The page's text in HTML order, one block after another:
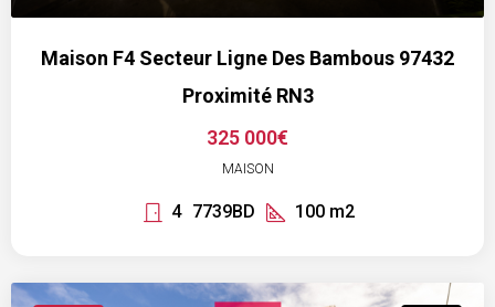
Maison F4 Secteur Ligne Des Bambous 97432
Proximité RN3
325 000€
MAISON
4 7739BD 100 m2